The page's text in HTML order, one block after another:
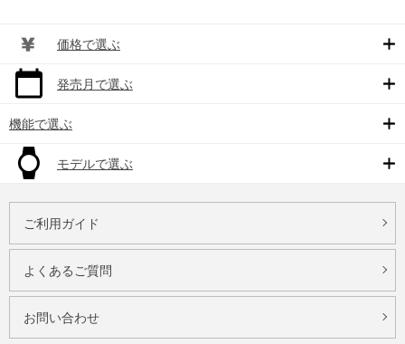
価格で選ぶ
発売月で選ぶ
機能で選ぶ
モデルで選ぶ
ご利用ガイド
よくあるご質問
お問い合わせ